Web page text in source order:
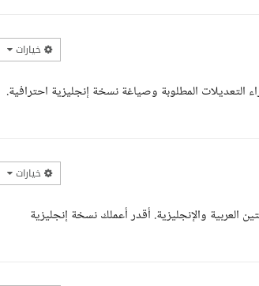
خيارات
التعديلات المطلوبة وصياغة نسخة إنجليزية احترافية.
خيارات
العربية والإنجليزية. أقدر أعملك نسخة إنجليزية